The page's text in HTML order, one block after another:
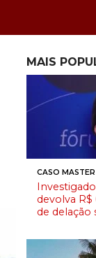
MAIS
CASO MASTER
devolva
de delação